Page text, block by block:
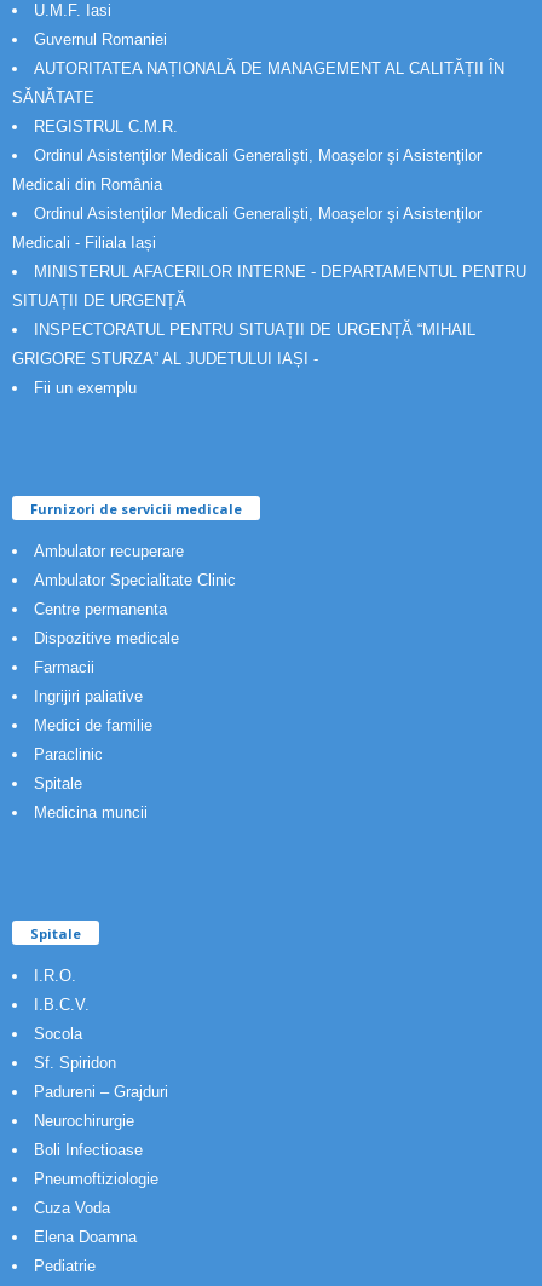
U.M.F. Iasi
Guvernul Romaniei
AUTORITATEA NAȚIONALĂ DE MANAGEMENT AL CALITĂȚII ÎN
SĂNĂTATE
REGISTRUL C.M.R.
Ordinul Asistenţilor Medicali Generalişti, Moaşelor şi Asistenţilor
Medicali din România
Ordinul Asistenţilor Medicali Generalişti, Moaşelor şi Asistenţilor
Medicali - Filiala Iași
MINISTERUL AFACERILOR INTERNE - DEPARTAMENTUL PENTRU
SITUAȚII DE URGENȚĂ
INSPECTORATUL PENTRU SITUAȚII DE URGENȚĂ “MIHAIL
GRIGORE STURZA” AL JUDETULUI IAȘI -
Fii un exemplu
Furnizori de servicii medicale
Ambulator recuperare
Ambulator Specialitate Clinic
Centre permanenta
Dispozitive medicale
Farmacii
Ingrijiri paliative
Medici de familie
Paraclinic
Spitale
Medicina muncii
Spitale
I.R.O.
I.B.C.V.
Socola
Sf. Spiridon
Padureni – Grajduri
Neurochirurgie
Boli Infectioase
Pneumoftiziologie
Cuza Voda
Elena Doamna
Pediatrie